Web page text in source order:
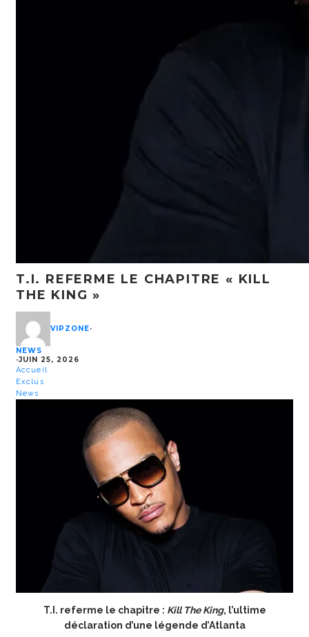
T.I. REFERME LE CHAPITRE « KILL
THE KING »
VIPZONE·
NEWS
·JUIN 25, 2026
Accueil
Exclus
News
T.I. referme le chapitre : Kill The King, l’ultime
déclaration d’une légende d’Atlanta